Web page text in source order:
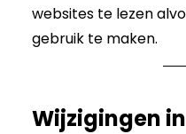
websites te lezen
gebruik te maken.
Wijzigingen